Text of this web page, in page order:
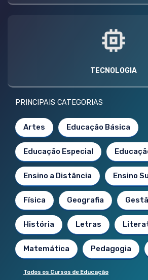
TECNOLOGIA
PRINCIPAIS CATEGORIAS
Artes Educação Básica
Educação Especial
Ensino a Distância Ensino
Física Geografia
História Letras
Matemática Pedagogia
Todos os Cursos de Educação